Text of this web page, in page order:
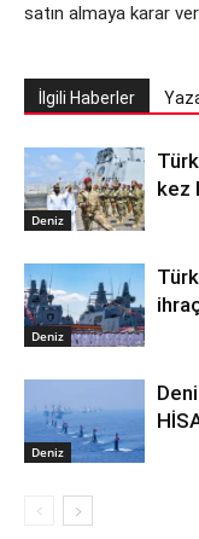
satın almaya karar
İlgili Haberler
Deniz
kez
Deniz
Deniz